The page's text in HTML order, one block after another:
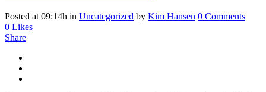
Posted at 09:14h in Uncategorized by Kim Hansen 0 Comments
0 Likes
Share